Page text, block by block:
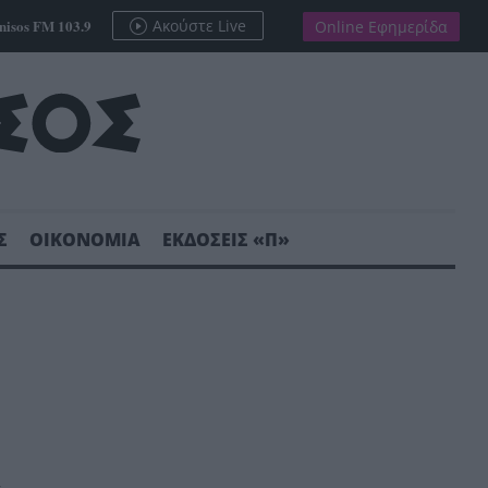
FM 103.9 Ακούστε Live Online Εφημερίδα
ΟΙΚΟΝΟΜΙΑ ΕΚΔΟΣΕΙΣ «Π»